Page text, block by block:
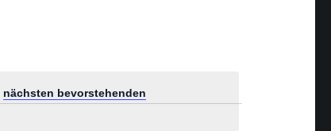
nächsten bevorstehenden